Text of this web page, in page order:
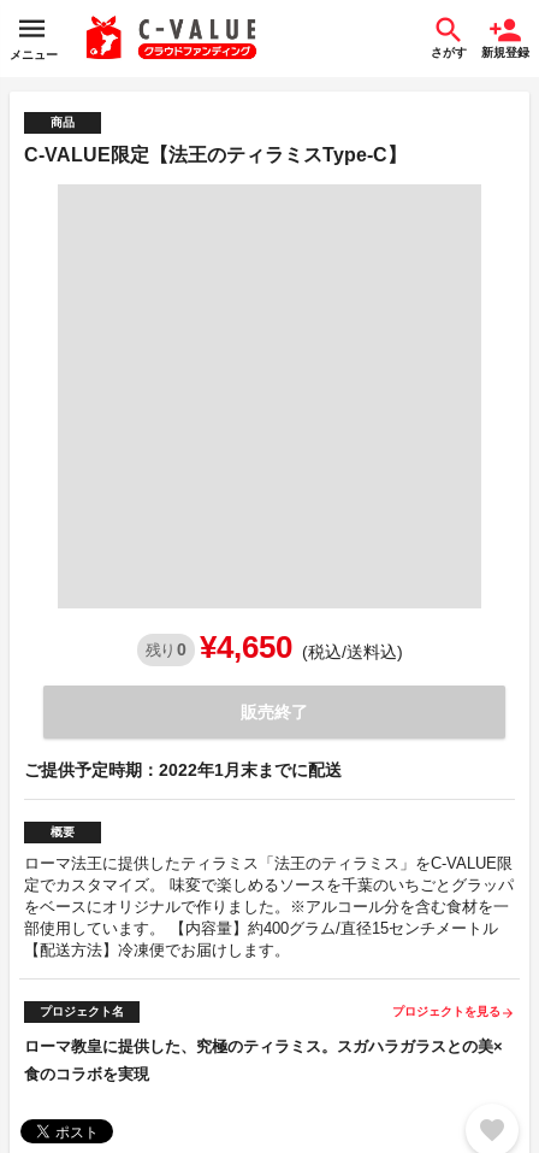
メニュー さがす 新規登録
商品
C-VALUE限定【法王のティラミスType-C】
残り 0 ¥4,650 (税込/送料込)
販売終了
ご提供予定時期：2022年1月末までに配送
概要
ローマ法王に提供したティラミス「法王のティラミス」をC-VALUE限
定でカスタマイズ。 味変で楽しめるソースを千葉のいちごとグラッパ
をベースにオリジナルで作りました。※アルコール分を含む食材を一
部使用しています。 【内容量】約400グラム/直径15センチメートル
【配送方法】冷凍便でお届けします。
プロジェクト名 プロジェクトを見る arrow_forward
ローマ教皇に提供した、究極のティラミス。スガハラガラスとの美×
食のコラボを実現
favorite